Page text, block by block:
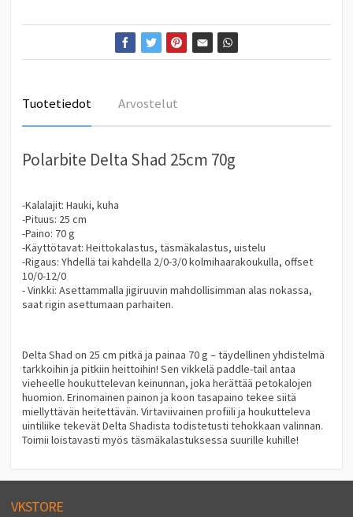
Tuotetiedot Arvostelut
Polarbite Delta Shad 25cm 70g
-Kalalajit: Hauki, kuha
-Pituus: 25 cm
-Paino: 70 g
-Käyttötavat: Heittokalastus, täsmäkalastus, uistelu
-Rigaus: Yhdellä tai kahdella 2/0-3/0 kolmihaarakoukulla, offset
10/0-12/0
- Vinkki: Asettammalla jigiruuvin mahdollisimman alas nokassa,
saat rigin asettumaan parhaiten.
Delta Shad on 25 cm pitkä ja painaa 70 g – täydellinen yhdistelmä
tarkkoihin ja pitkiin heittoihin! Sen vikkelä paddle-tail antaa
vieheelle houkuttelevan keinunnan, joka herättää petokalojen
huomion. Erinomainen painon ja koon tasapaino tekee siitä
miellyttävän heitettävän. Virtaviivainen profiili ja houkutteleva
uintiliike tekevät Delta Shadista todistetusti tehokkaan valinnan.
Toimii loistavasti myös täsmäkalastuksessa suurille kuhille!
VKSTORE